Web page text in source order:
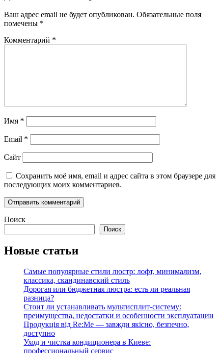
Ваш адрес email не будет опубликован. Обязательные поля
помечены *
Комментарий *
Имя *
Email *
Сайт
Сохранить моё имя, email и адрес сайта в этом браузере для
последующих моих комментариев.
Поиск
Поиск
Новые статьи
Самые популярные стили люстр: лофт, минимализм,
классика, скандинавский стиль
Дорогая или бюджетная люстра: есть ли реальная
разница?
Стоит ли устанавливать мультисплит-систему:
преимущества, недостатки и особенности эксплуатации
Продукція від Re:Me — завжди якісно, безпечно,
доступно
Уход и чистка кондиционера в Киеве:
профессиональный сервис